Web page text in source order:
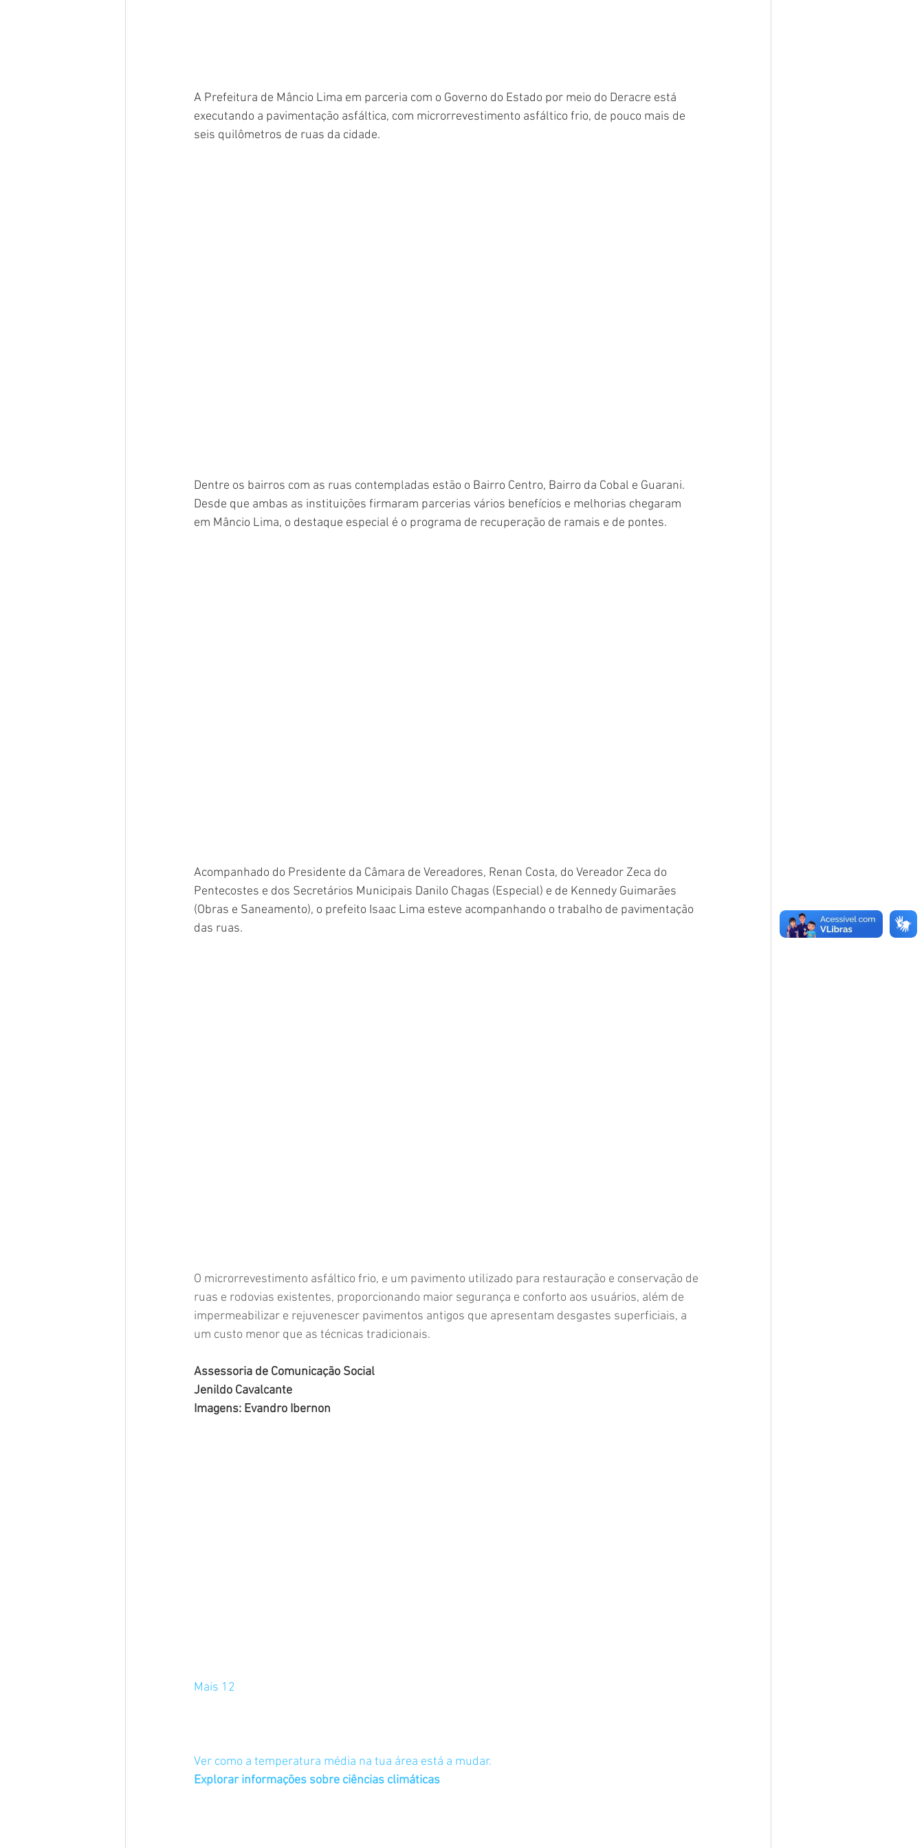
A Prefeitura de Mâncio Lima em parceria com o Governo do Estado por meio do Deracre está
executando a pavimentação asfáltica, com microrrevestimento asfáltico frio, de pouco mais de
seis quilômetros de ruas da cidade.
Dentre os bairros com as ruas contempladas estão o Bairro Centro, Bairro da Cobal e Guarani.
Desde que ambas as instituições firmaram parcerias vários benefícios e melhorias chegaram
em Mâncio Lima, o destaque especial é o programa de recuperação de ramais e de pontes.
Acompanhado do Presidente da Câmara de Vereadores, Renan Costa, do Vereador Zeca do
Pentecostes e dos Secretários Municipais Danilo Chagas (Especial) e de Kennedy Guimarães
(Obras e Saneamento), o prefeito Isaac Lima esteve acompanhando o trabalho de pavimentação
das ruas.
O microrrevestimento asfáltico frio, e um pavimento utilizado para restauração e conservação de
ruas e rodovias existentes, proporcionando maior segurança e conforto aos usuários, além de
impermeabilizar e rejuvenescer pavimentos antigos que apresentam desgastes superficiais, a
um custo menor que as técnicas tradicionais.
Assessoria de Comunicação Social
Jenildo Cavalcante
Imagens: Evandro Ibernon
Mais 12
Ver como a temperatura média na tua área está a mudar.
Explorar informações sobre ciências climáticas